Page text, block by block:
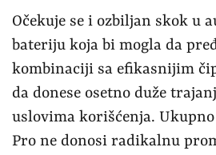
Očekuje se i ozbiljan skok u
bateriju koja bi mogla da
kombinaciji sa efikasnijim
da donese osetno duže
uslovima korišćenja. Ukupno
Pro ne donosi radikalnu